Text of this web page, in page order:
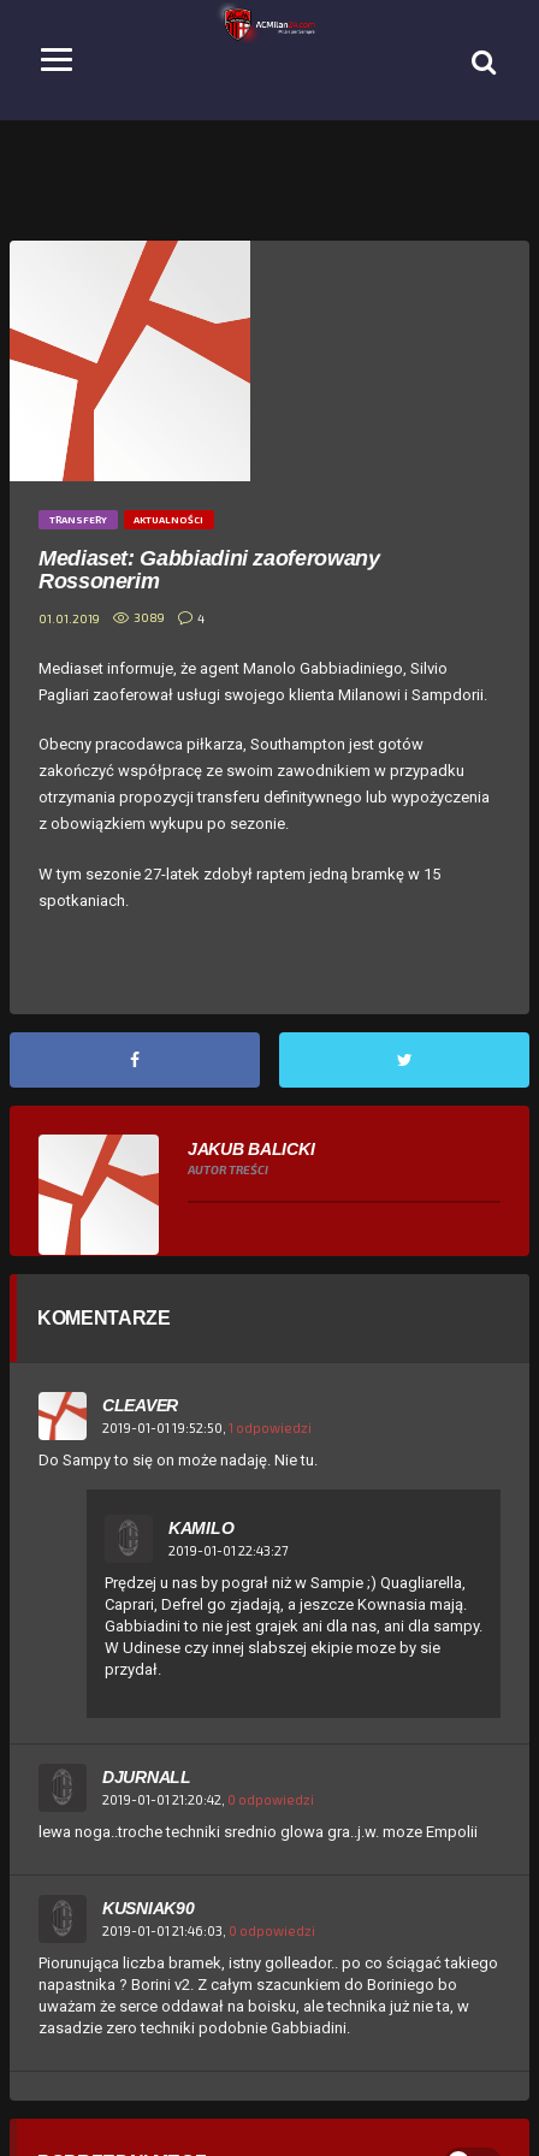
TRANSFERY AKTUALNOŚCI
Mediaset: Gabbiadini zaoferowany
Rossonerim
01.01.2019 3089 4
Mediaset informuje, że agent Manolo Gabbiadiniego, Silvio
Pagliari zaoferował usługi swojego klienta Milanowi i Sampdorii.
Obecny pracodawca piłkarza, Southampton jest gotów
zakończyć współpracę ze swoim zawodnikiem w przypadku
otrzymania propozycji transferu definitywnego lub wypożyczenia
z obowiązkiem wykupu po sezonie.
W tym sezonie 27-latek zdobył raptem jedną bramkę w 15
spotkaniach.
JAKUB BALICKI
AUTOR TREŚCI
KOMENTARZE
CLEAVER
2019-01-01 19:52:50, 1 odpowiedzi
Do Sampy to się on może nadaję. Nie tu.
KAMILO
2019-01-01 22:43:27
Prędzej u nas by pograł niż w Sampie ;) Quagliarella,
Caprari, Defrel go zjadają, a jeszcze Kownasia mają.
Gabbiadini to nie jest grajek ani dla nas, ani dla sampy.
W Udinese czy innej slabszej ekipie moze by sie
przydał.
DJURNALL
2019-01-01 21:20:42, 0 odpowiedzi
lewa noga..troche techniki srednio glowa gra..j.w. moze Empolii
KUSNIAK90
2019-01-01 21:46:03, 0 odpowiedzi
Piorunująca liczba bramek, istny golleador.. po co ściągać takiego
napastnika ? Borini v2. Z całym szacunkiem do Boriniego bo
uważam że serce oddawał na boisku, ale technika już nie ta, w
zasadzie zero techniki podobnie Gabbiadini.